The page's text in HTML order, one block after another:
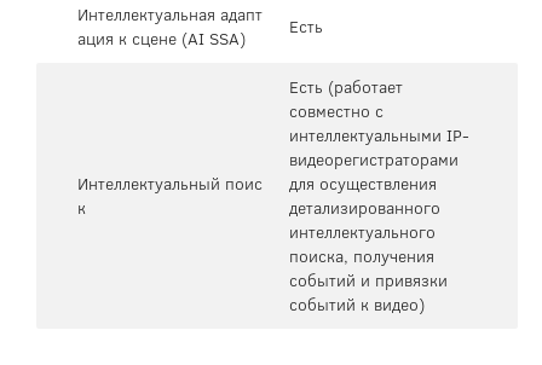
Интеллектуальная адапт
ация к сцене (AI SSA)
Есть
Интеллектуальный поис
к
Есть (работает
совместно с
интеллектуальными IP-
видеорегистраторами
для осуществления
детализированного
интеллектуального
поиска, получения
событий и привязки
событий к видео)